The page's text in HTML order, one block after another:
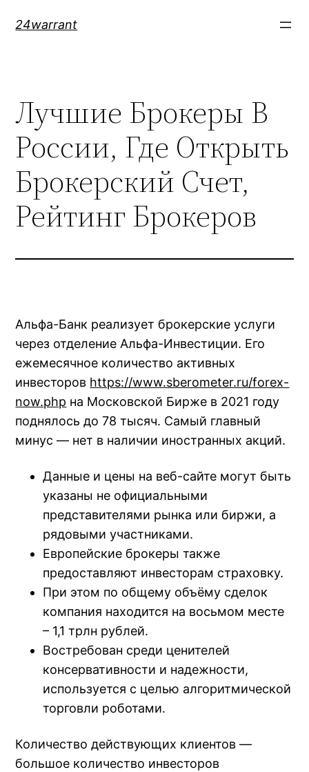
24warrant
Лучшие Брокеры В
России, Где Открыть
Брокерский Счет,
Рейтинг Брокеров
Альфа-Банк реализует брокерские услуги
через отделение Альфа-Инвестиции. Его
ежемесячное количество активных
инвесторов https://www.sberometer.ru/forex-
now.php на Московской Бирже в 2021 году
поднялось до 78 тысяч. Самый главный
минус — нет в наличии иностранных акций.
Данные и цены на веб-сайте могут быть
указаны не официальными
представителями рынка или биржи, а
рядовыми участниками.
Европейские брокеры также
предоставляют инвесторам страховку.
При этом по общему объёму сделок
компания находится на восьмом месте
– 1,1 трлн рублей.
Востребован среди ценителей
консервативности и надежности,
используется с целью алгоритмической
торговли роботами.
Количество действующих клиентов —
большое количество инвесторов